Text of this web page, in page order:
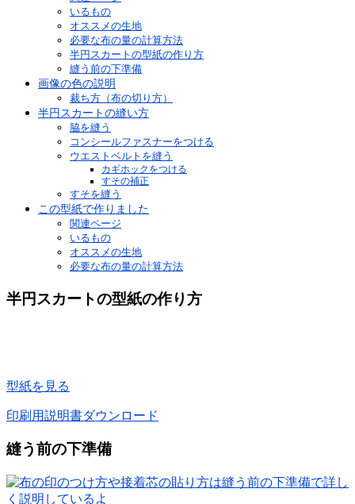
いるもの
オススメの生地
必要な布の量の計算方法
半円スカートの型紙の作り方
縫う前の下準備
画像の色の説明
裁ち方（布の切り方）
半円スカートの縫い方
脇を縫う
コンシールファスナーをつける
ウエストベルトを縫う
カギホックをつける
すその補正
すそを縫う
この型紙で作りました
関連ページ
いるもの
オススメの生地
必要な布の量の計算方法
半円スカートの型紙の作り方
型紙を見る
印刷用説明書ダウンロード
縫う前の下準備